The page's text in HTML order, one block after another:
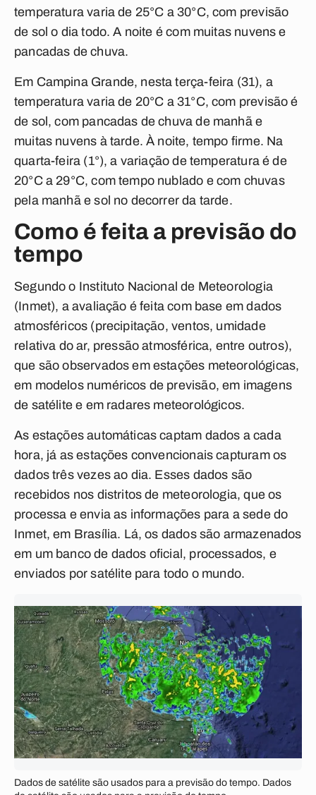
temperatura varia de 25°C a 30°C, com previsão
de sol o dia todo. A noite é com muitas nuvens e
pancadas de chuva.
Em Campina Grande, nesta terça-feira (31), a
temperatura varia de 20°C a 31°C, com previsão é
de sol, com pancadas de chuva de manhã e
muitas nuvens à tarde. À noite, tempo firme. Na
quarta-feira (1°), a variação de temperatura é de
20°C a 29°C, com tempo nublado e com chuvas
pela manhã e sol no decorrer da tarde.
Como é feita a previsão do
tempo
Segundo o Instituto Nacional de Meteorologia
(Inmet), a avaliação é feita com base em dados
atmosféricos (precipitação, ventos, umidade
relativa do ar, pressão atmosférica, entre outros),
que são observados em estações meteorológicas,
em modelos numéricos de previsão, em imagens
de satélite e em radares meteorológicos.
As estações automáticas captam dados a cada
hora, já as estações convencionais capturam os
dados três vezes ao dia. Esses dados são
recebidos nos distritos de meteorologia, que os
processa e envia as informações para a sede do
Inmet, em Brasília. Lá, os dados são armazenados
em um banco de dados oficial, processados, e
enviados por satélite para todo o mundo.
Dados de satélite são usados para a previsão do tempo. Dados